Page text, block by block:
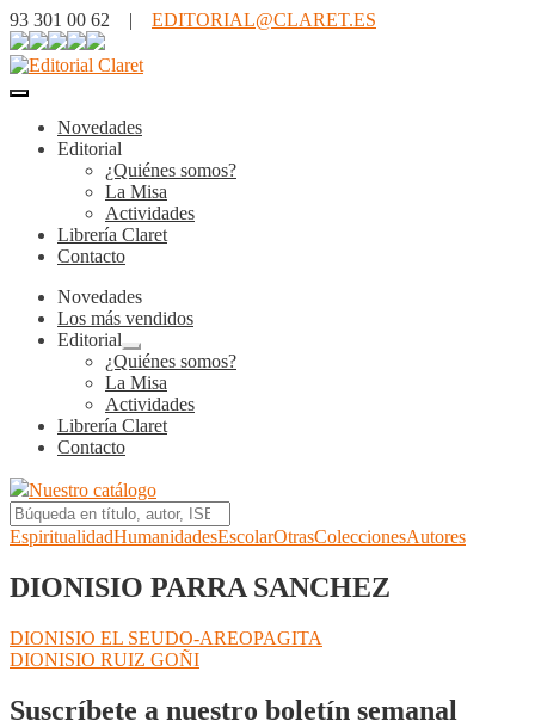
93 301 00 62 | EDITORIAL@CLARET.ES
Novedades
Editorial
¿Quiénes somos?
La Misa
Actividades
Librería Claret
Contacto
Novedades
Los más vendidos
Editorial
Expandir
el
menú
hijo
¿Quiénes somos?
La Misa
Actividades
Librería Claret
Contacto
Nuestro catálogo
EspiritualidadHumanidadesEscolarOtrasColeccionesAutores
DIONISIO PARRA SANCHEZ
Navegación
de
entradas
Anterior:
DIONISIO EL SEUDO-AREOPAGITA
Siguiente:
DIONISIO RUIZ GOÑI
Suscríbete a nuestro boletín semanal